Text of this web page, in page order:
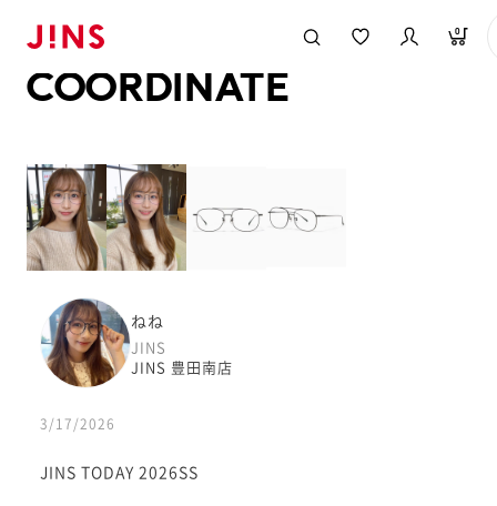
0
COORDINATE
ねね
JINS
JINS 豊田南店
3/17/2026
JINS TODAY 2026SS